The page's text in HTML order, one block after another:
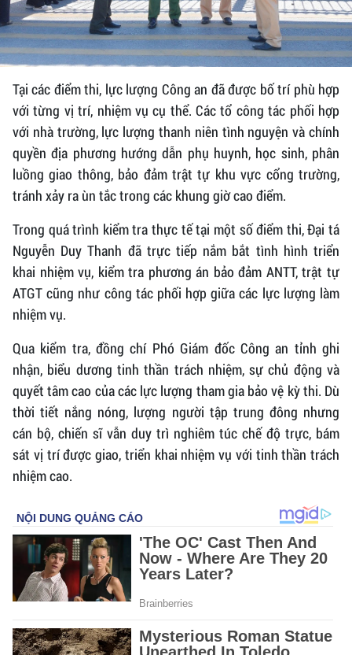
Tại các điểm thi, lực lượng Công an đã được bố trí phù hợp
với từng vị trí, nhiệm vụ cụ thể. Các tổ công tác phối hợp
với nhà trường, lực lượng thanh niên tình nguyện và chính
quyền địa phương hướng dẫn phụ huynh, học sinh, phân
luồng giao thông, bảo đảm trật tự khu vực cổng trường,
tránh xảy ra ùn tắc trong các khung giờ cao điểm.
Trong quá trình kiểm tra thực tế tại một số điểm thi, Đại tá
Nguyễn Duy Thanh đã trực tiếp nắm bắt tình hình triển
khai nhiệm vụ, kiểm tra phương án bảo đảm ANTT, trật tự
ATGT cũng như công tác phối hợp giữa các lực lượng làm
nhiệm vụ.
Qua kiểm tra, đồng chí Phó Giám đốc Công an tỉnh ghi
nhận, biểu dương tinh thần trách nhiệm, sự chủ động và
quyết tâm cao của các lực lượng tham gia bảo vệ kỳ thi. Dù
thời tiết nắng nóng, lượng người tập trung đông nhưng
cán bộ, chiến sĩ vẫn duy trì nghiêm túc chế độ trực, bám
sát vị trí được giao, triển khai nhiệm vụ với tinh thần trách
nhiệm cao.